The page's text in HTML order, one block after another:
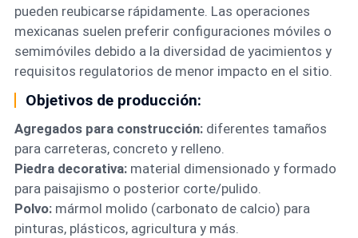
pueden reubicarse rápidamente. Las operaciones
mexicanas suelen preferir configuraciones móviles o
semimóviles debido a la diversidad de yacimientos y
requisitos regulatorios de menor impacto en el sitio.
Objetivos de producción:
Agregados para construcción:diferentes tamaños
para carreteras, concreto y relleno.
Piedra decorativa: material dimensionado y formado
para paisajismo o posterior corte/pulido.
Polvo: mármol molido (carbonato de calcio) para
pinturas, plásticos, agricultura y más.